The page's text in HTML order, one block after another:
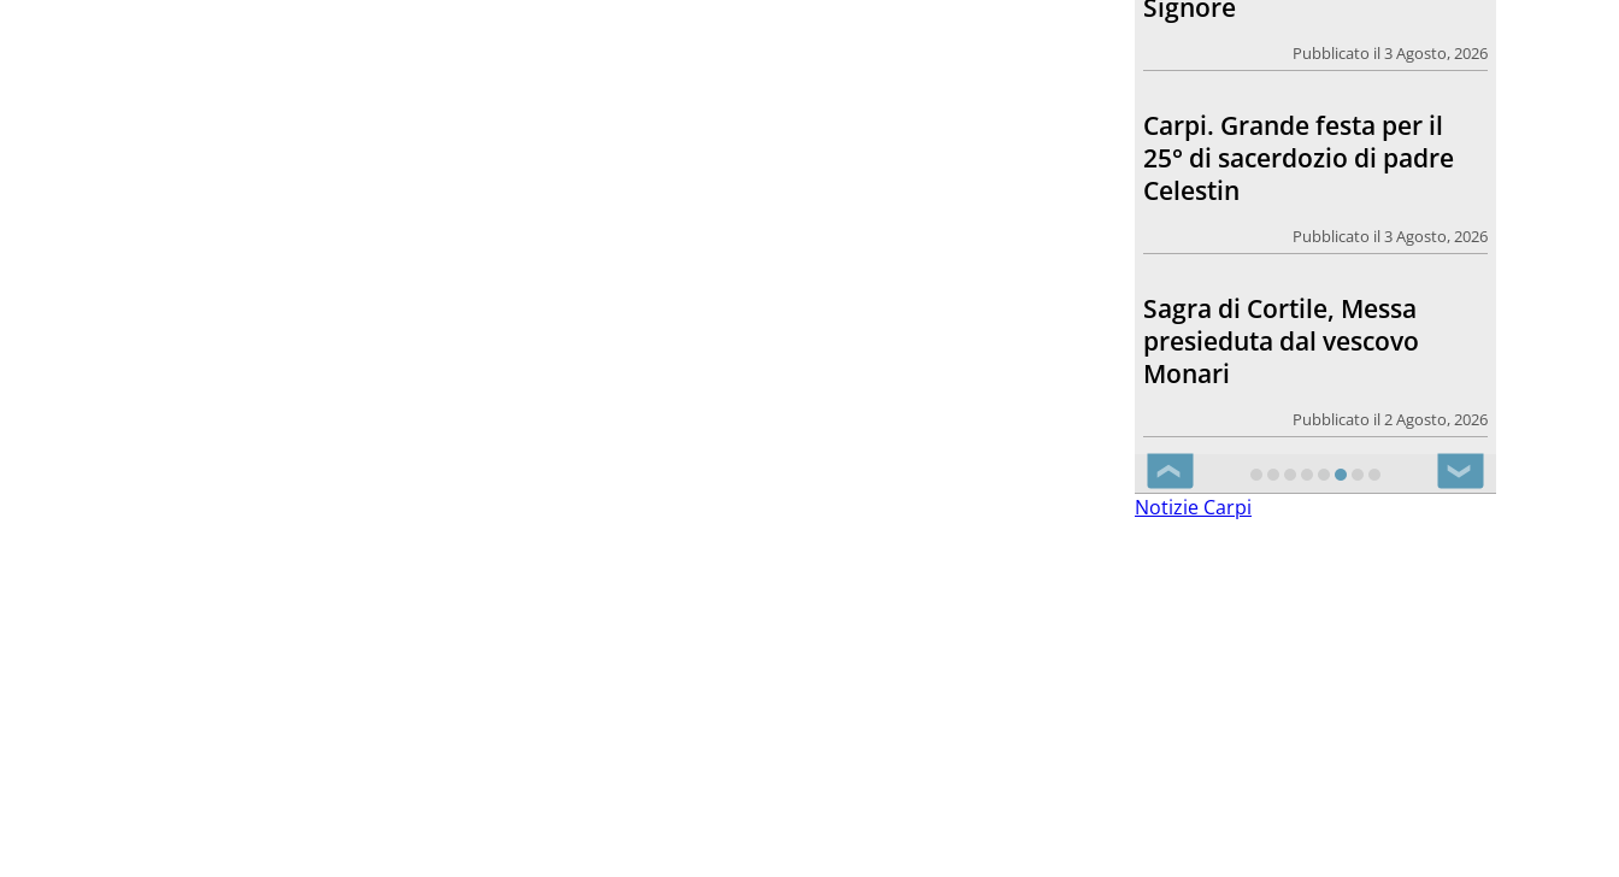
Signore
Pubblicato il 3 Agosto, 2026
Carpi. Grande festa per il
25° di sacerdozio di padre
Celestin
Pubblicato il 3 Agosto, 2026
Sagra di Cortile, Messa
presieduta dal vescovo
Monari
Pubblicato il 2 Agosto, 2026
❮ ❯
Notizie Carpi